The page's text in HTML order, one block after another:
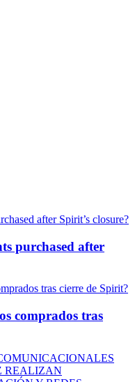
purchased after
comprados tras